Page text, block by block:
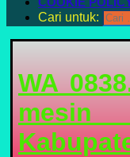
Cari untuk:
WA
mesin